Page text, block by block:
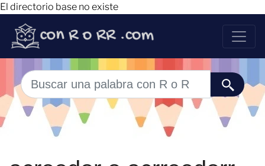
El directorio base no existe